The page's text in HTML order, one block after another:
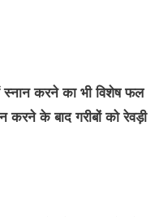
स्नान करने का भी विशेष फल
करने के बाद गरीबों को रेवड़ी